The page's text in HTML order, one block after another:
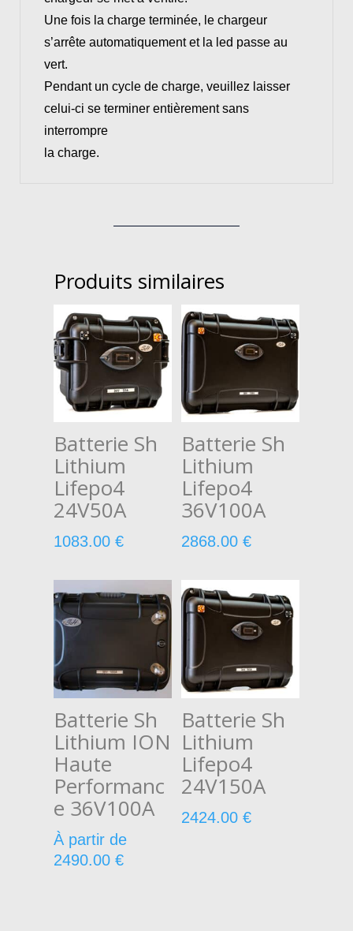
Une fois la charge terminée, le chargeur
s’arrête automatiquement et la led passe au
vert.
Pendant un cycle de charge, veuillez laisser
celui-ci se terminer entièrement sans
interrompre
la charge.
Produits similaires
Batterie Sh
Lithium
Lifepo4
24V50A
1083.00 €
Batterie Sh
Lithium
Lifepo4
36V100A
2868.00€
Batterie Sh
Lithium ION
Haute
Performanc
e 36V100A
À partir de
2490.00 €
Batterie Sh
Lithium
Lifepo4
24V150A
2424.00€